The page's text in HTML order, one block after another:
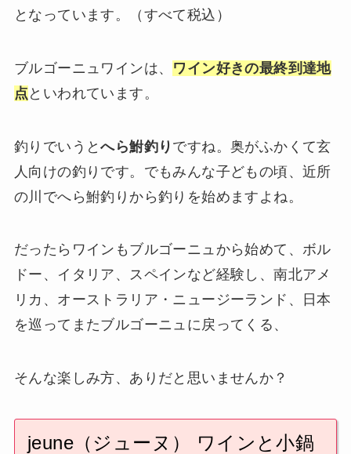
となっています。（すべて税込）
ブルゴーニュワインは、 ワイン好きの最終到達地
点 といわれています。
釣りでいうとへら鮒釣り ですね。奥がふかくて玄
人向けの釣りです。でもみんな子どもの頃、近所
の川でへら鮒釣りから釣りを始めますよね。
だったらワインもブルゴーニュから始めて、ボル
ドー、イタリア、スペインなど経験し、南北アメ
リカ、オーストラリア・ニュージーランド、日本
を巡ってまたブルゴーニュに戻ってくる、
そんな楽しみ方、ありだと思いませんか？
jeune（ジューヌ） ワインと小鍋